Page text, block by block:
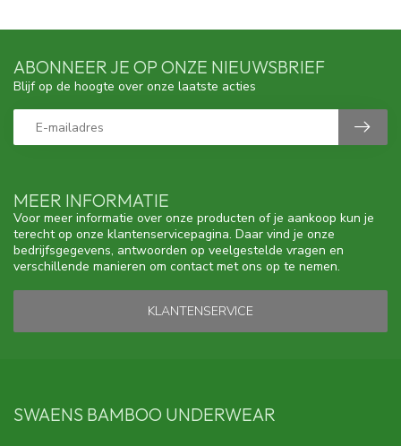
MEER INFORMATIE
Voor meer informatie over onze producten of je aankoop kun je
terecht op onze klantenservicepagina. Daar vind je onze
bedrijfsgegevens, antwoorden op veelgestelde vragen en
verschillende manieren om contact met ons op te nemen.
KLANTENSERVICE
ABONNEER JE OP ONZE NIEUWSBRIEF
Blijf op de hoogte over onze laatste acties
SWAENS BAMBOO UNDERWEAR